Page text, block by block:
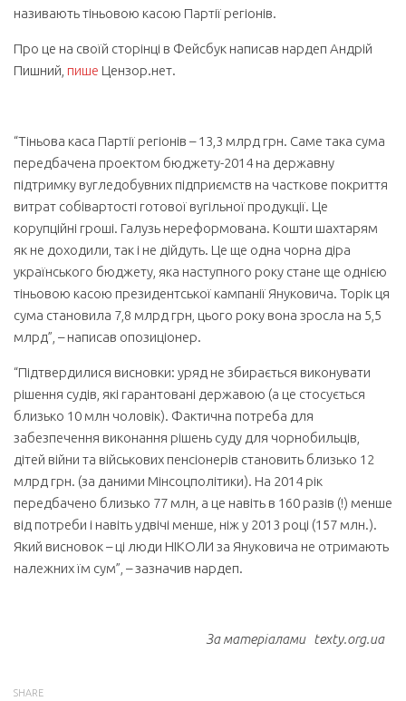
називають тіньовою касою Партії регіонів.
Про це на своїй сторінці в Фейсбук написав нардеп Андрій
Пишний, пише Цензор.нет.
“Тіньова каса Партії регіонів – 13,3 млрд грн. Саме така сума
передбачена проектом бюджету-2014 на державну
підтримку вугледобувних підприємств на часткове покриття
витрат собівартості готової вугільної продукції. Це
корупційні гроші. Галузь нереформована. Кошти шахтарям
як не доходили, так і не дійдуть. Це ще одна чорна діра
українського бюджету, яка наступного року стане ще однією
тіньовою касою президентської кампанії Януковича. Торік ця
сума становила 7,8 млрд грн, цього року вона зросла на 5,5
млрд”, – написав опозиціонер.
“Підтвердилися висновки: уряд не збирається виконувати
рішення судів, які гарантовані державою (а це стосується
близько 10 млн чоловік). Фактична потреба для
забезпечення виконання рішень суду для чорнобильців,
дітей війни та військових пенсіонерів становить близько 12
млрд грн. (за даними Мінсоцполітики). На 2014 рік
передбачено близько 77 млн, а це навіть в 160 разів (!) менше
від потреби і навіть удвічі менше, ніж у 2013 році (157 млн.).
Який висновок – ці люди НІКОЛИ за Януковича не отримають
належних їм сум”, – зазначив нардеп.
За матеріалами texty.org.ua
SHARE